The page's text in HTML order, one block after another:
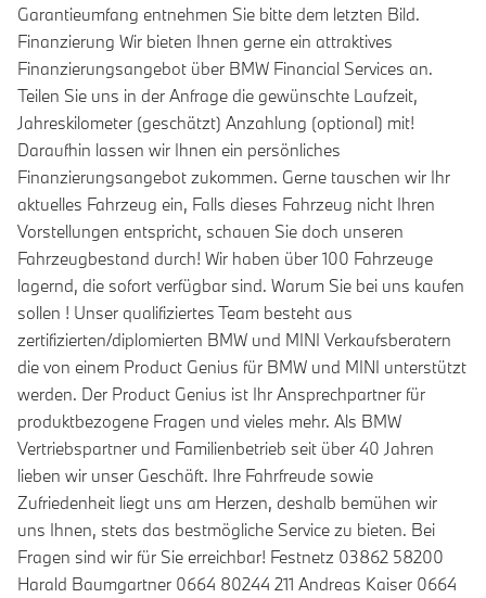
Garantieumfang entnehmen Sie bitte dem letzten Bild.
Finanzierung Wir bieten Ihnen gerne ein attraktives
Finanzierungsangebot über BMW Financial Services an.
Teilen Sie uns in der Anfrage die gewünschte Laufzeit,
Jahreskilometer (geschätzt) Anzahlung (optional) mit!
Daraufhin lassen wir Ihnen ein persönliches
Finanzierungsangebot zukommen. Gerne tauschen wir Ihr
aktuelles Fahrzeug ein, Falls dieses Fahrzeug nicht Ihren
Vorstellungen entspricht, schauen Sie doch unseren
Fahrzeugbestand durch! Wir haben über 100 Fahrzeuge
lagernd, die sofort verfügbar sind. Warum Sie bei uns kaufen
sollen ! Unser qualifiziertes Team besteht aus
zertifizierten/diplomierten BMW und MINI Verkaufsberatern
die von einem Product Genius für BMW und MINI unterstützt
werden. Der Product Genius ist Ihr Ansprechpartner für
produktbezogene Fragen und vieles mehr. Als BMW
Vertriebspartner und Familienbetrieb seit über 40 Jahren
lieben wir unser Geschäft. Ihre Fahrfreude sowie
Zufriedenheit liegt uns am Herzen, deshalb bemühen wir
uns Ihnen, stets das bestmögliche Service zu bieten. Bei
Fragen sind wir für Sie erreichbar! Festnetz 03862 58200
Harald Baumgartner 0664 80244 211 Andreas Kaiser 0664